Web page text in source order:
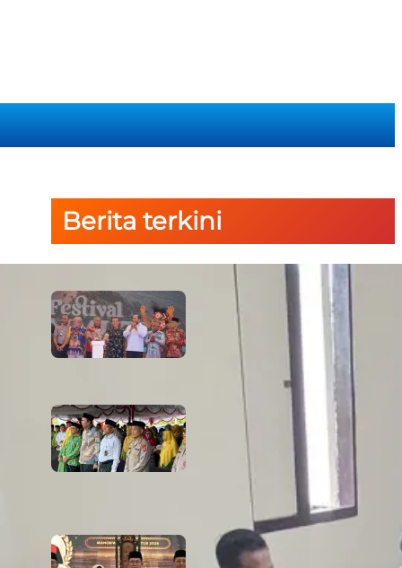
Berita terkini
Semarak Budaya Papua Dimulai!
Ketua PTA Papua Barat Hadiri
Pembukaan Festival Raimuti di
Manokwari
666 Tahun Cahaya Islam di Tanah
Papua! Ketua PTA Papua Barat
Hadiri Peringatan Bersejarah
Bersama Tokoh Agama dan
Pemerintah
PTA Papua Barat Hadiri Pelantikan
WKPT Papua Barat